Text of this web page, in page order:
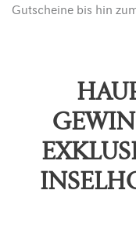
Gutscheine bis hin